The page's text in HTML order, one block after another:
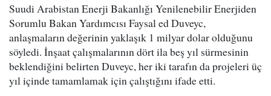
Suudi Arabistan Enerji Bakanlığı Yenilenebilir Enerjiden
Sorumlu Bakan Yardımcısı Faysal ed Duveyc,
anlaşmaların değerinin yaklaşık 1 milyar dolar olduğunu
söyledi. İnşaat çalışmalarının dört ila beş yıl sürmesinin
beklendiğini belirten Duveyc, her iki tarafın da projeleri üç
yıl içinde tamamlamak için çalıştığını ifade etti.